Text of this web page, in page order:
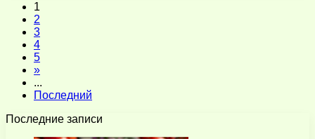
1
2
3
4
5
»
...
Последний
Последние записи